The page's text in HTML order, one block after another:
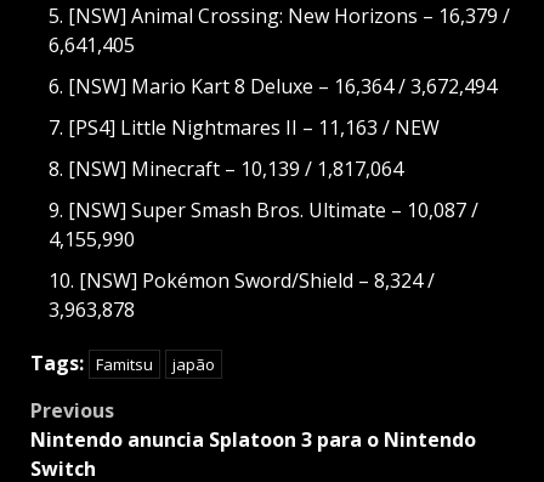
[NSW] Animal Crossing: New Horizons – 16,379 /
6,641,405
[NSW] Mario Kart 8 Deluxe – 16,364 / 3,672,494
[PS4] Little Nightmares II – 11,163 / NEW
[NSW] Minecraft – 10,139 / 1,817,064
[NSW] Super Smash Bros. Ultimate – 10,087 /
4,155,990
[NSW] Pokémon Sword/Shield – 8,324 /
3,963,878
Tags: Famitsu japão
Post
navigation
Previous
Nintendo anuncia Splatoon 3 para o Nintendo
Switch